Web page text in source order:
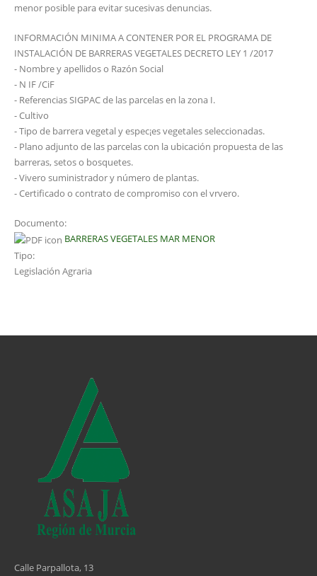
menor posible para evitar sucesivas denuncias.
INFORMACIÓN MINIMA A CONTENER POR EL PROGRAMA DE
INSTALACIÓN DE BARRERAS VEGETALES DECRETO LEY 1 /2017
- Nombre y apellidos o Razón Social
- N IF /CiF
- Referencias SIGPAC de las parcelas en la zona I.
- Cultivo
- Tipo de barrera vegetal y espec¡es vegetales seleccionadas.
- Plano adjunto de las parcelas con la ubicación propuesta de las
barreras, setos o bosquetes.
- Vivero suministrador y número de plantas.
- Certificado o contrato de compromiso con el vrvero.
Documento:
BARRERAS VEGETALES MAR MENOR
Tipo:
Legislación Agraria
Calle Parpallota, 13